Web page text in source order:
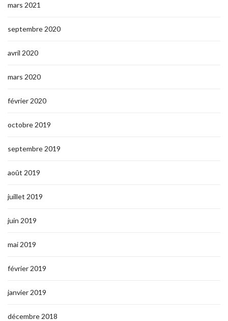
mars 2021
septembre 2020
avril 2020
mars 2020
février 2020
octobre 2019
septembre 2019
août 2019
juillet 2019
juin 2019
mai 2019
février 2019
janvier 2019
décembre 2018